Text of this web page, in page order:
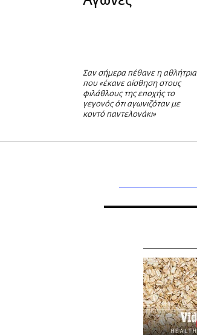
Σαν σήμερα πέθανε η αθλήτρια
που «έκανε αίσθηση στους
φιλάθλους της εποχής το
γεγονός ότι αγωνιζόταν με
κοντό παντελονάκι»